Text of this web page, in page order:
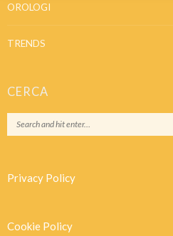
OROLOGI
TRENDS
CERCA
Privacy Policy
Cookie Policy